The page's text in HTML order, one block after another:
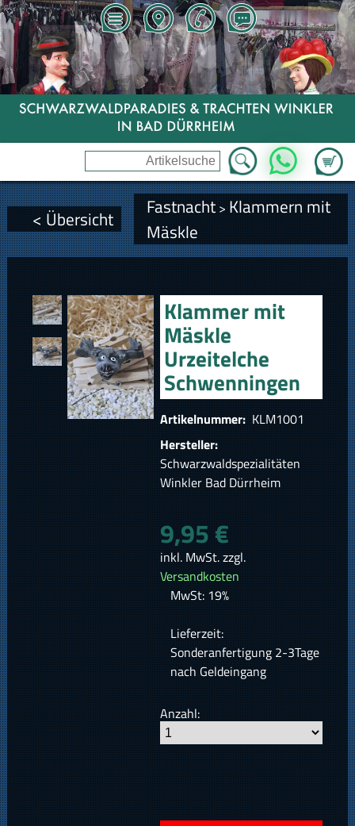
Zum
WhatsApp
< Übersicht Fastnacht> Klammern mit
Mäskle
Klammer mit
Mäskle
Urzeitelche
Schwenningen
Artikelnummer: KLM1001
Hersteller:
Schwarzwaldspezialitäten
Winkler Bad Dürrheim
9,95 €
inkl. MwSt. zzgl.
Versandkosten
MwSt: 19%
Lieferzeit:
Sonderanfertigung 2-3Tage
nach Geldeingang
Anzahl: